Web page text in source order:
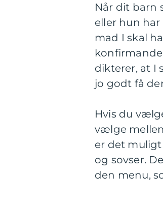
Når dit barn
eller hun
mad I skal
dikterer, at I
jo godt få
Hvis du
vælge
er det
og sovser.
den menu,